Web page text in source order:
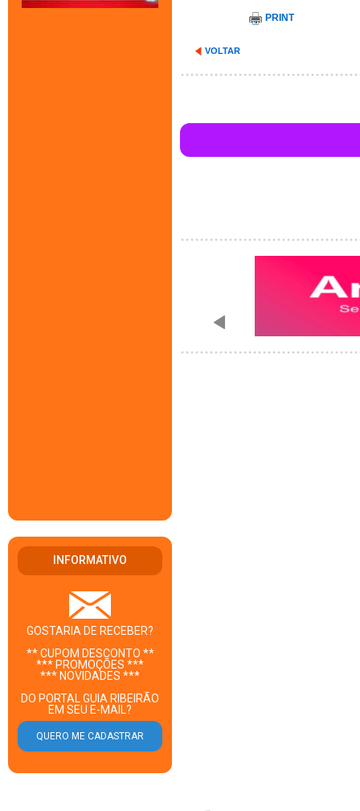
INFORMATIVO
GOSTARIA DE RECEBER?
** CUPOM DESCONTO **
*** PROMOÇÕES ***
*** NOVIDADES ***
DO PORTAL GUIA RIBEIRÃO
EM SEU E-MAIL?
PRINT
VOLTAR